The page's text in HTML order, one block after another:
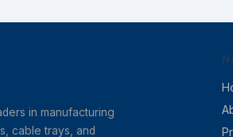
in manufacturing
cable trays, and